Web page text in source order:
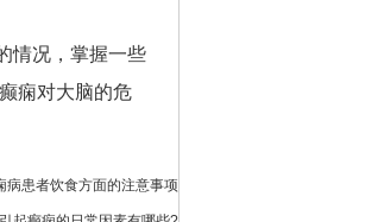
情况，掌握一些
痫对大脑的危
病患者饮食方面的注意事项